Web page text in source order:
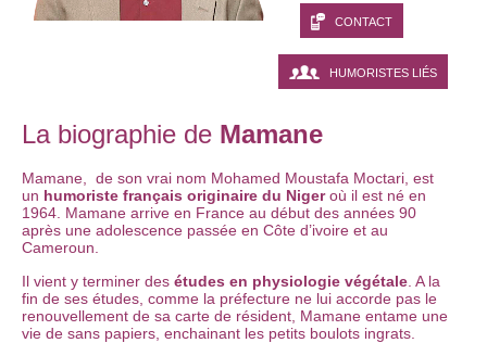
CONTACT
HUMORISTES LIÉS
La biographie de Mamane
Mamane,
de son vrai nom Mohamed Moustafa Moctari, est
un humoriste français originaire du Nigeroù il est né en
1964. Mamane arrive en France au début des années 90
après une adolescence passée en Côte d’ivoire et au
Cameroun.
Il vient y terminer des études en physiologie végétale . A la
fin de ses études, comme la préfecture ne lui accorde pas le
renouvellement de sa carte de résident, Mamane entame une
vie de sans papiers, enchainant les petits boulots ingrats.